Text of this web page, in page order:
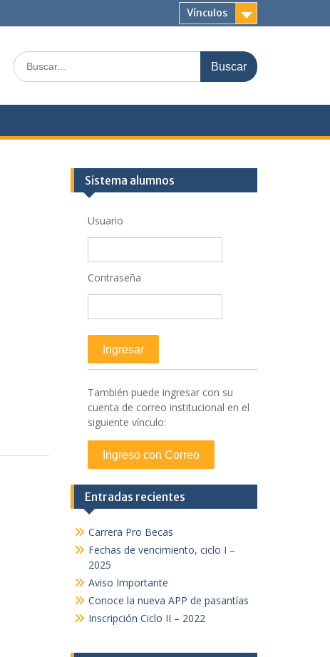
Vínculos
Buscar:
Sistema alumnos
Usuario
Contraseña
También puede ingresar con su
cuenta de correo institucional en el
siguiente vínculo:
Entradas recientes
Carrera Pro Becas
Fechas de vencimiento, ciclo I –
2025
Aviso Importante
Conoce la nueva APP de pasantías
Inscripción Ciclo II – 2022